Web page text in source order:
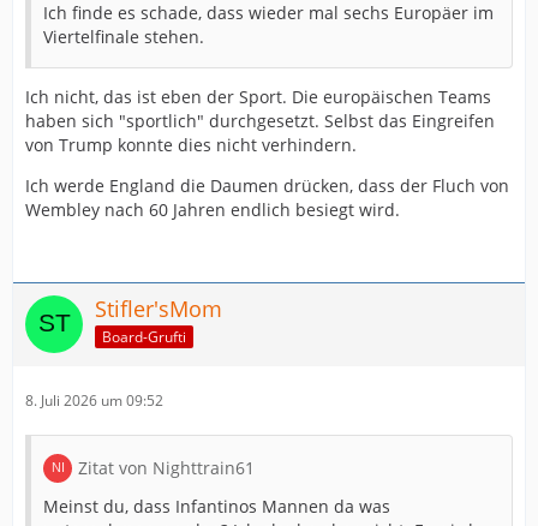
Ich finde es schade, dass wieder mal sechs Europäer im
Viertelfinale stehen.
Ich nicht, das ist eben der Sport. Die europäischen Teams
haben sich "sportlich" durchgesetzt. Selbst das Eingreifen
von Trump konnte dies nicht verhindern.
Ich werde England die Daumen drücken, dass der Fluch von
Wembley nach 60 Jahren endlich besiegt wird.
Stifler'sMom
Board-Grufti
8. Juli 2026 um 09:52
Zitat von Nighttrain61
Meinst du, dass Infantinos Mannen da was